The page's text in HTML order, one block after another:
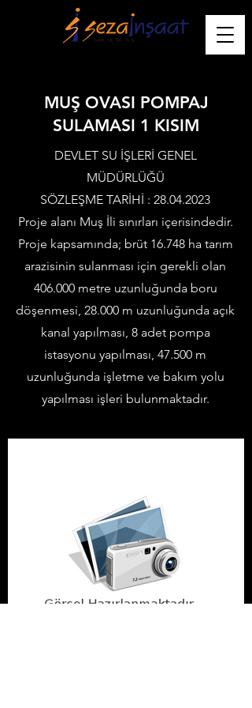
MUŞ OVASI POMPAJ
SULAMASI 1 KISIM
DEVLET SU İŞLERİ GENEL
MÜDÜRLÜĞÜ
SÖZLEŞME TARİHİ : 28.04.2023
Proje alanı Muş İli sınırları içerisindedir.
Proje kapsamında; brüt 16.748 ha tarım
arazisinin sulanması için gerekli olan
406.000 metre uzunluğunda boru
döşenmesi, 28.000 m uzunluğunda açık
kanal yapılması, 8 adet pompa
istasyonu yapılması, 47.500 m
uzunluğunda işletme ve bakım yolu
yapılması işleri bulunmaktadır.